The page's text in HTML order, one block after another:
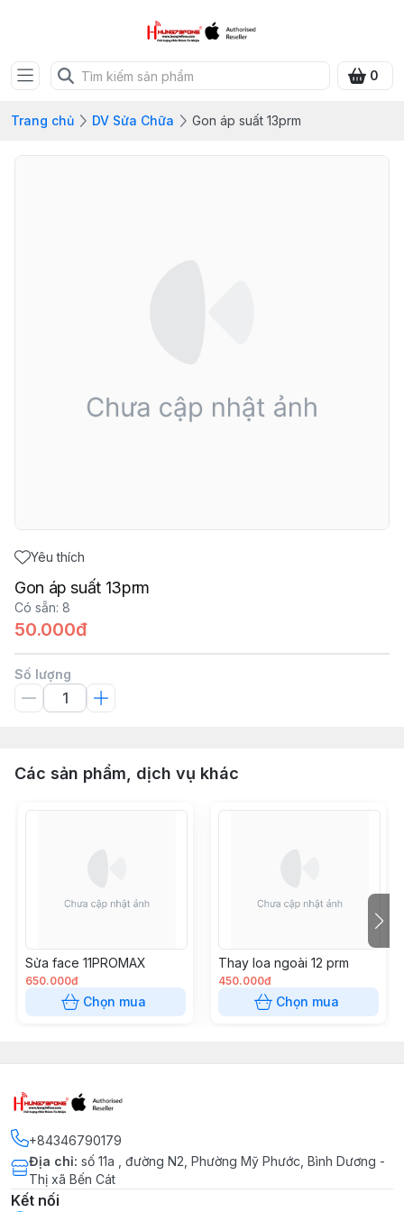
0
Trang chủ DV Sửa Chữa Gon áp suất 13prm
Yêu thích
Gon áp suất 13prm
Có sẵn: 8
50.000đ
Số lượng
Các sản phẩm, dịch vụ khác
Sửa face 11PROMAX
650.000đ
Chọn mua
Thay loa ngoài 12 prm
450.000đ
Chọn mua
+84346790179
Địa chỉ: số 11a , đường N2, Phường Mỹ Phước, Bình Dương -
Thị xã Bến Cát
Kết nối